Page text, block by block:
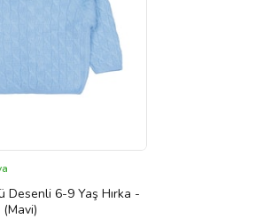
Desenli 6-9 Yaş Hırka -